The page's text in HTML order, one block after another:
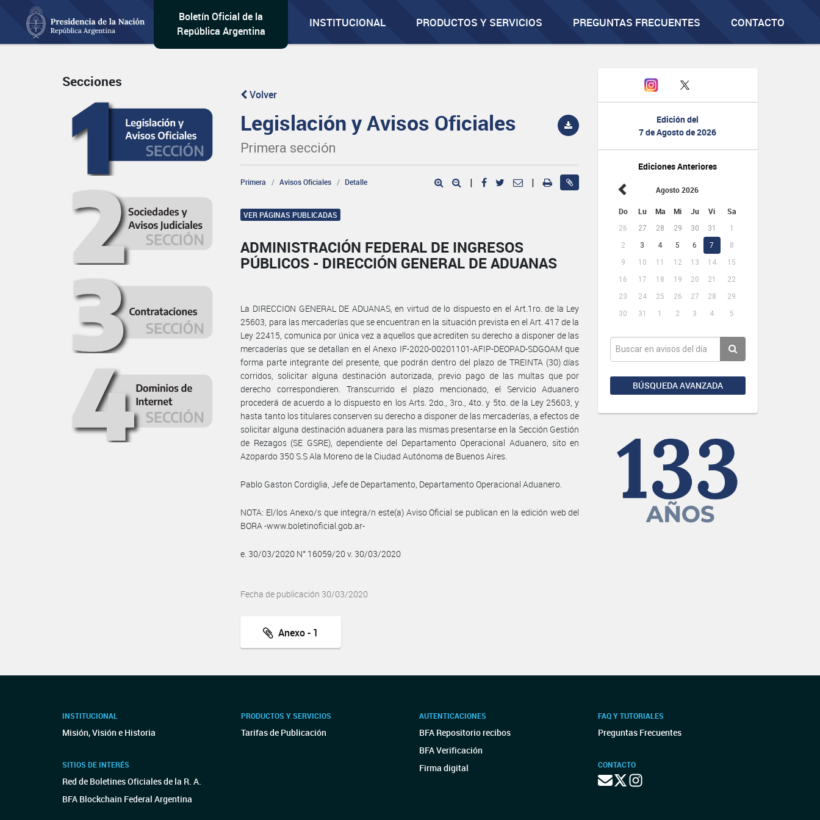
Boletín Oficial de la
República Argentina
INSTITUCIONAL PRODUCTOS Y SERVICIOS PREGUNTAS FRECUENTES CONTACTO
Edición del
7 de Agosto de 2026
Ediciones Anteriores
Agosto 2026
Do Lu Ma Mi Ju Vi Sa
26 27 28 29 30 31
1
2
3 4 5 6 7
8
9
10 11 12 13 14
15
16
17 18 19 20 21
22
23
24 25 26 27 28
29
30
31 1 2 3 4 5
BÚSQUEDA AVANZADA
Secciones
Volver
Legislación y Avisos Oficiales
Primera sección
Primera Avisos Oficiales Detalle | |
VER PÁGINAS PUBLICADAS
ADMINISTRACIÓN FEDERAL DE INGRESOS
PÚBLICOS - DIRECCIÓN GENERAL DE ADUANAS
La DIRECCION GENERAL DE ADUANAS, en virtud de lo dispuesto en el Art.1ro. de la Ley
25603, para las mercaderías que se encuentran en la situación prevista en el Art. 417 de la
Ley 22415, comunica por única vez a aquellos que acrediten su derecho a disponer de las
mercaderías que se detallan en el Anexo IF-2020-00201101-AFIP-DEOPAD-SDGOAM que
forma parte integrante del presente, que podrán dentro del plazo de TREINTA (30) días
corridos, solicitar alguna destinación autorizada, previo pago de las multas que por
derecho correspondieren. Transcurrido el plazo mencionado, el Servicio Aduanero
procederá de acuerdo a lo dispuesto en los Arts. 2do., 3ro., 4to. y 5to. de la Ley 25603, y
hasta tanto los titulares conserven su derecho a disponer de las mercaderías, a efectos de
solicitar alguna destinación aduanera para las mismas presentarse en la Sección Gestión
de Rezagos (SE GSRE), dependiente del Departamento Operacional Aduanero, sito en
Azopardo 350 S.S Ala Moreno de la Ciudad Autónoma de Buenos Aires.
Pablo Gaston Cordiglia, Jefe de Departamento, Departamento Operacional Aduanero.
NOTA: El/los Anexo/s que integra/n este(a) Aviso Oficial se publican en la edición web del
BORA -www.boletinoficial.gob.ar-
e. 30/03/2020 N° 16059/20 v. 30/03/2020
Fecha de publicación 30/03/2020
Anexo - 1
INSTITUCIONAL
Misión, Visión e Historia
SITIOS DE INTERÉS
Red de Boletines Oficiales de la R. A.
BFA Blockchain Federal Argentina
PRODUCTOS Y SERVICIOS
Tarifas de Publicación
AUTENTICACIONES
BFA Repositorio recibos
BFA Verificación
Firma digital
FAQ Y TUTORIALES
Preguntas Frecuentes
CONTACTO